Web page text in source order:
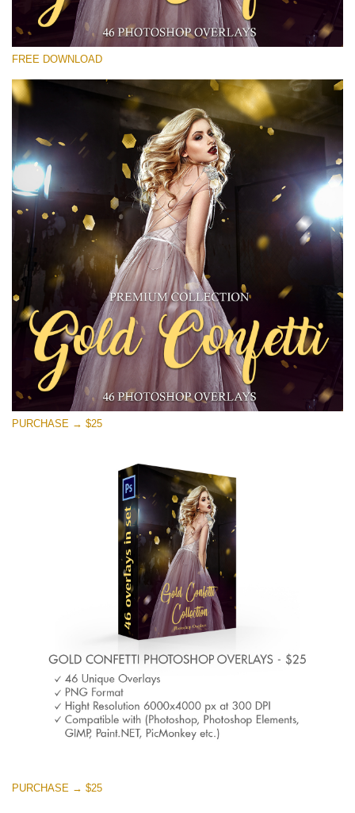
Gold Confetti
(46 Overlays)
Fairy Tale (344 Overlays)
Large 6000*4000px
Entire Collection
(1783 Overlays)
Large 6000*4000px
ดาวน์โหลดฟรี
FREE DOWNLOAD
PURCHASE → $25
PURCHASE → $25